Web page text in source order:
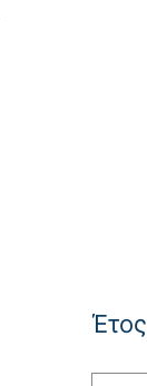
Έτος